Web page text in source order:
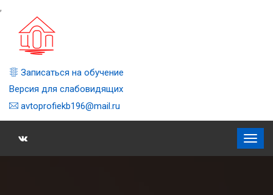
,
Записаться на обучение
Версия для слабовидящих
avtoprofiekb196@mail.ru